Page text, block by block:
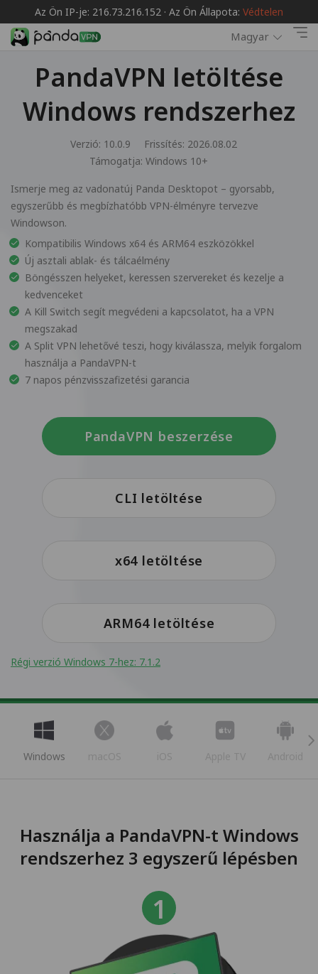
Az Ön IP-je: 216.73.216.152 · Az Ön Állapota: Védtelen
Magyar
PandaVPN letöltése
Windows rendszerhez
Verzió: 10.0.9
Frissítés: 2026.08.02
Támogatja: Windows 10+
Ismerje meg az vadonatúj Panda Desktopot – gyorsabb,
egyszerűbb és megbízhatóbb VPN-élményre tervezve
Windowson.
Kompatibilis Windows x64 és ARM64 eszközökkel
Új asztali ablak- és tálcaélmény
Böngésszen helyeket, keressen szervereket és kezelje a
kedvenceket
A Kill Switch segít megvédeni a kapcsolatot, ha a VPN
megszakad
A Split VPN lehetővé teszi, hogy kiválassza, melyik forgalom
használja a PandaVPN-t
7 napos pénzvisszafizetési garancia
PandaVPN beszerzése
CLI letöltése
x64 letöltése
ARM64 letöltése
Régi verzió Windows 7-hez: 7.1.2
Windows macOS iOS Apple TV Android
Használja a PandaVPN-t Windows
rendszerhez 3 egyszerű lépésben